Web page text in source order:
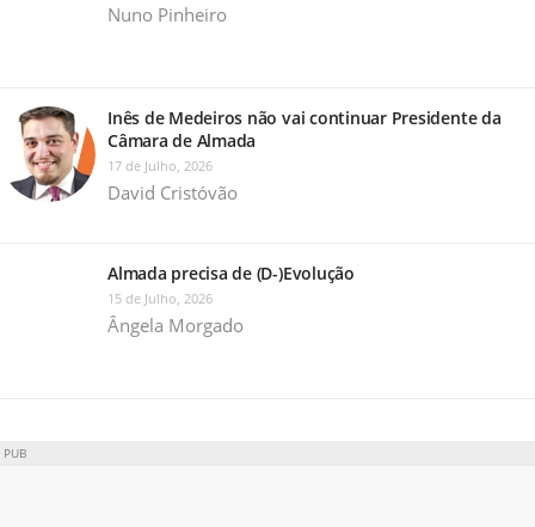
Nuno Pinheiro
Inês de Medeiros não vai continuar Presidente da
Câmara de Almada
17 de Julho, 2026
David Cristóvão
Almada precisa de (D-)Evolução
15 de Julho, 2026
Ângela Morgado
PUB